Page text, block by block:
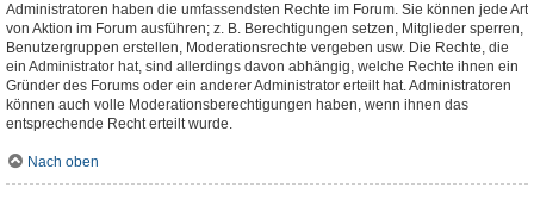
Administratoren haben die umfassendsten Rechte im Forum. Sie können jede Art
von Aktion im Forum ausführen; z. B. Berechtigungen setzen, Mitglieder sperren,
Benutzergruppen erstellen, Moderationsrechte vergeben usw. Die Rechte, die
ein Administrator hat, sind allerdings davon abhängig, welche Rechte ihnen ein
Gründer des Forums oder ein anderer Administrator erteilt hat. Administratoren
können auch volle Moderationsberechtigungen haben, wenn ihnen das
entsprechende Recht erteilt wurde.
Nach oben